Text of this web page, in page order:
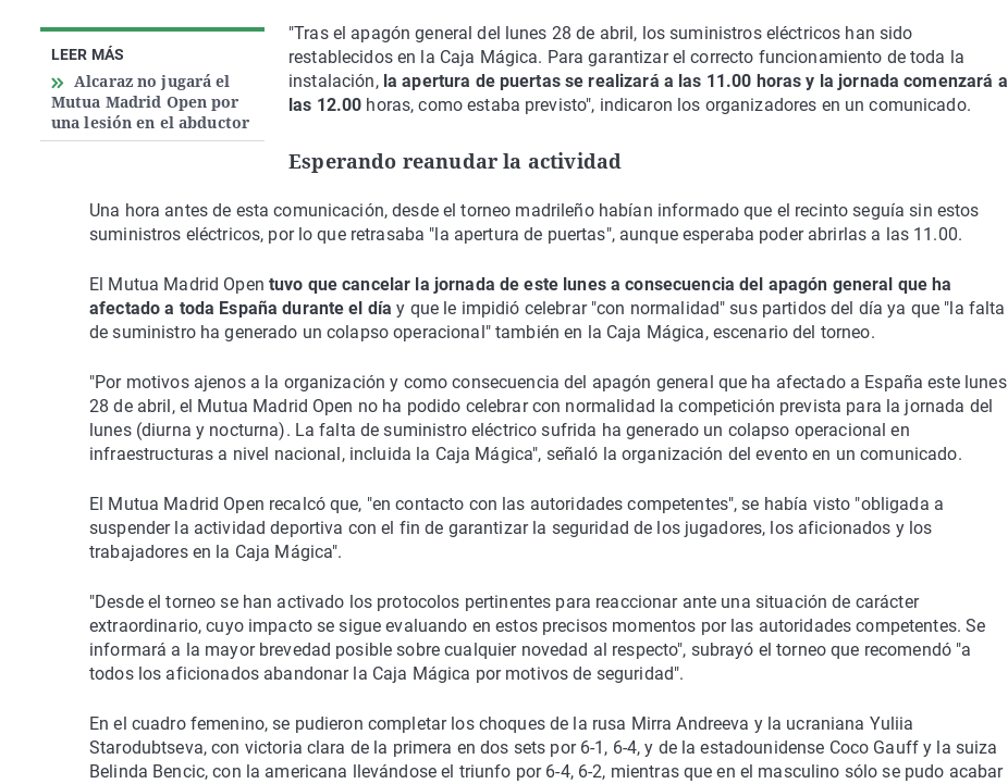
LEER MÁS
Alcaraz no jugará el
Mutua Madrid Open por
una lesión en el abductor
"Tras el apagón general del lunes 28 de abril, los suministros eléctricos han sido
restablecidos en la Caja Mágica. Para garantizar el correcto funcionamiento de toda la
instalación, la apertura de puertas se realizará a las 11.00 horas y la jornada comenzará a
las 12.00 horas, como estaba previsto", indicaron los organizadores en un comunicado.
Esperando reanudar la actividad
Una hora antes de esta comunicación, desde el torneo madrileño habían informado que el recinto seguía sin estos
suministros eléctricos, por lo que retrasaba "la apertura de puertas", aunque esperaba poder abrirlas a las 11.00.
El Mutua Madrid Open tuvo que cancelar la jornada de este lunes a consecuencia del apagón general que ha
afectado a toda España durante el día y que le impidió celebrar "con normalidad" sus partidos del día ya que "la falta
de suministro ha generado un colapso operacional" también en la Caja Mágica, escenario del torneo.
"Por motivos ajenos a la organización y como consecuencia del apagón general que ha afectado a España este lunes
28 de abril, el Mutua Madrid Open no ha podido celebrar con normalidad la competición prevista para la jornada del
lunes (diurna y nocturna). La falta de suministro eléctrico sufrida ha generado un colapso operacional en
infraestructuras a nivel nacional, incluida la Caja Mágica", señaló la organización del evento en un comunicado.
El Mutua Madrid Open recalcó que, "en contacto con las autoridades competentes", se había visto "obligada a
suspender la actividad deportiva con el fin de garantizar la seguridad de los jugadores, los aficionados y los
trabajadores en la Caja Mágica".
"Desde el torneo se han activado los protocolos pertinentes para reaccionar ante una situación de carácter
extraordinario, cuyo impacto se sigue evaluando en estos precisos momentos por las autoridades competentes. Se
informará a la mayor brevedad posible sobre cualquier novedad al respecto", subrayó el torneo que recomendó "a
todos los aficionados abandonar la Caja Mágica por motivos de seguridad".
En el cuadro femenino, se pudieron completar los choques de la rusa Mirra Andreeva y la ucraniana Yuliia
Starodubtseva, con victoria clara de la primera en dos sets por 6-1, 6-4, y de la estadounidense Coco Gauff y la suiza
Belinda Bencic, con la americana llevándose el triunfo por 6-4, 6-2, mientras que en el masculino sólo se pudo acabar